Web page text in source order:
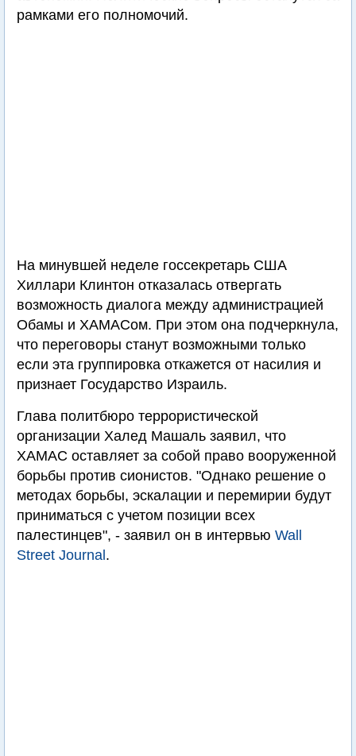
рамками его полномочий.
На минувшей неделе госсекретарь США
Хиллари Клинтон отказалась отвергать
возможность диалога между администрацией
Обамы и ХАМАСом. При этом она подчеркнула,
что переговоры станут возможными только
если эта группировка откажется от насилия и
признает Государство Израиль.
Глава политбюро террористической
организации Халед Машаль заявил, что
ХАМАС оставляет за собой право вооруженной
борьбы против сионистов. "Однако решение о
методах борьбы, эскалации и перемирии будут
приниматься с учетом позиции всех
палестинцев", - заявил он в интервью Wall
Street Journal .